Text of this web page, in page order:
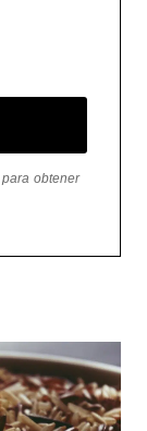
para obtener